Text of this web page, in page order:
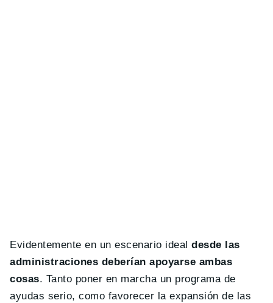
Evidentemente en un escenario ideal desde las
administraciones deberían apoyarse ambas
cosas. Tanto poner en marcha un programa de
ayudas serio, como favorecer la expansión de las